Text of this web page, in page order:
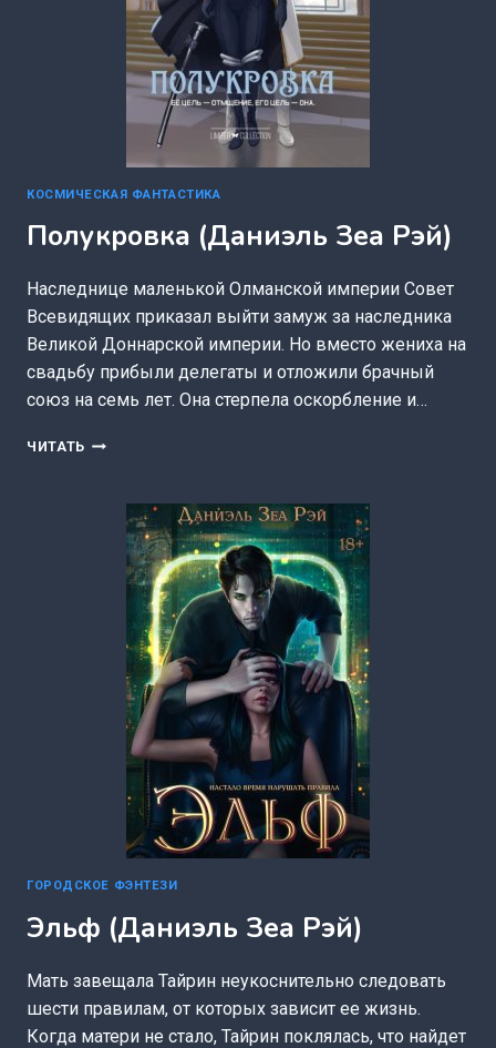
КОСМИЧЕСКАЯ ФАНТАСТИКА
Полукровка (Даниэль Зеа Рэй)
Наследнице маленькой Олманской империи Совет
Всевидящих приказал выйти замуж за наследника
Великой Доннарской империи. Но вместо жениха на
свадьбу прибыли делегаты и отложили брачный
союз на семь лет. Она стерпела оскорбление и…
ЧИТАТЬ ПОЛУКРОВКА
ГОРОДСКОЕ ФЭНТЕЗИ
Эльф (Даниэль Зеа Рэй)
Мать завещала Тайрин неукоснительно следовать
шести правилам, от которых зависит ее жизнь.
Когда матери не стало, Тайрин поклялась, что найдет